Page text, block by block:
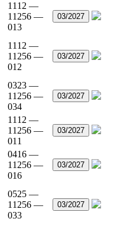
1112 —
11256 —
013
03/2027
1112 —
11256 —
012
03/2027
0323 —
11256 —
034
03/2027
1112 —
11256 —
011
03/2027
0416 —
11256 —
016
03/2027
0525 —
11256 —
033
03/2027